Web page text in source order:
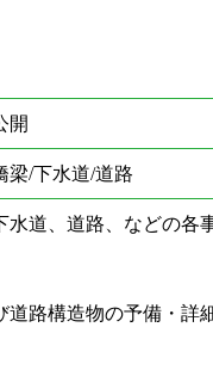
開
梁/下水道/道路
水道、道路、などの各
道路構造物の予備・詳